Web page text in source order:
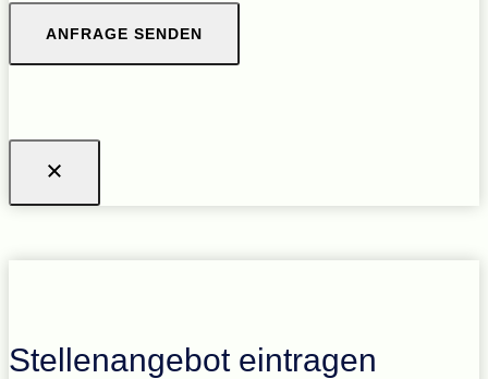
ANFRAGE SENDEN
Stellenangebot eintragen